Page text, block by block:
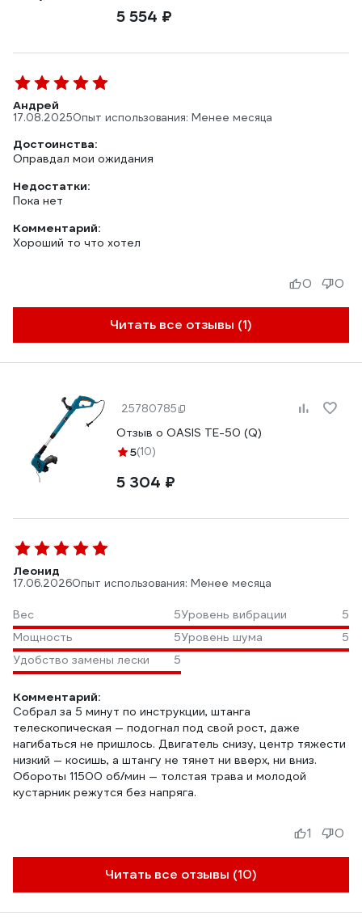
5 554 ₽
Андрей
17.08.2025Опыт использования: Менее месяца
Достоинства:
Оправдал мои ожидания
Недостатки:
Пока нет
Комментарий:
Хороший то что хотел
Читать все отзывы (1)
0 0
25780785
Отзыв о OASIS TE-50 (Q)
5(10)
5 304 ₽
Леонид
17.06.2026Опыт использования: Менее месяца
Вес 5Уровень вибрации
5
Мощность
5Уровень шума
5
Удобство замены лески
5
Комментарий:
Собрал за 5 минут по инструкции, штанга
телескопическая — подогнал под свой рост, даже
нагибаться не пришлось. Двигатель снизу, центр тяжести
низкий — косишь, а штангу не тянет ни вверх, ни вниз.
Обороты 11500 об/мин — толстая трава и молодой
кустарник режутся без напряга.
Читать все отзывы (10)
1 0